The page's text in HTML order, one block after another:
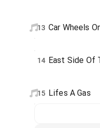
13 Car Wheels
14 East Side Of
15 Lifes A Gas